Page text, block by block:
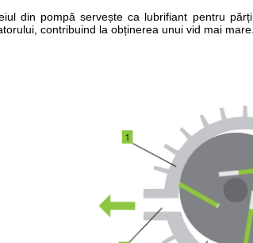
din pompă servește ca lubrifiant pentru
contribuind la obținerea unui vid mai mare.